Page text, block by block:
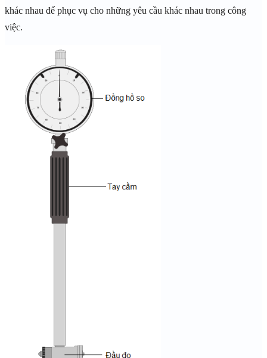
khác nhau để phục vụ cho những yêu cầu khác nhau trong công
việc.